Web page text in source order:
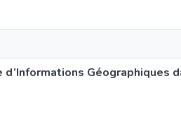
Géographiques